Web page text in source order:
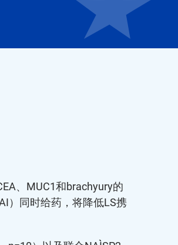
、MUC1和brachyury的
）同时给药，将降低LS携